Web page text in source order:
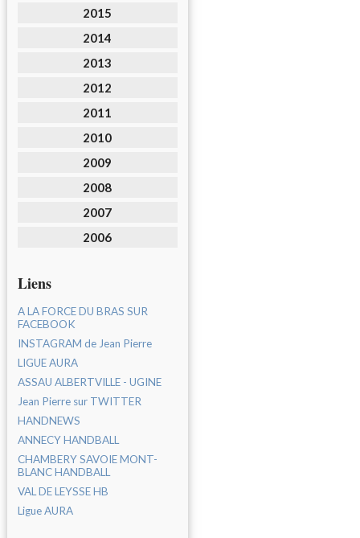
2015
2014
2013
2012
2011
2010
2009
2008
2007
2006
Liens
A LA FORCE DU BRAS SUR
FACEBOOK
INSTAGRAM de Jean Pierre
LIGUE AURA
ASSAU ALBERTVILLE - UGINE
Jean Pierre sur TWITTER
HANDNEWS
ANNECY HANDBALL
CHAMBERY SAVOIE MONT-
BLANC HANDBALL
VAL DE LEYSSE HB
Ligue AURA